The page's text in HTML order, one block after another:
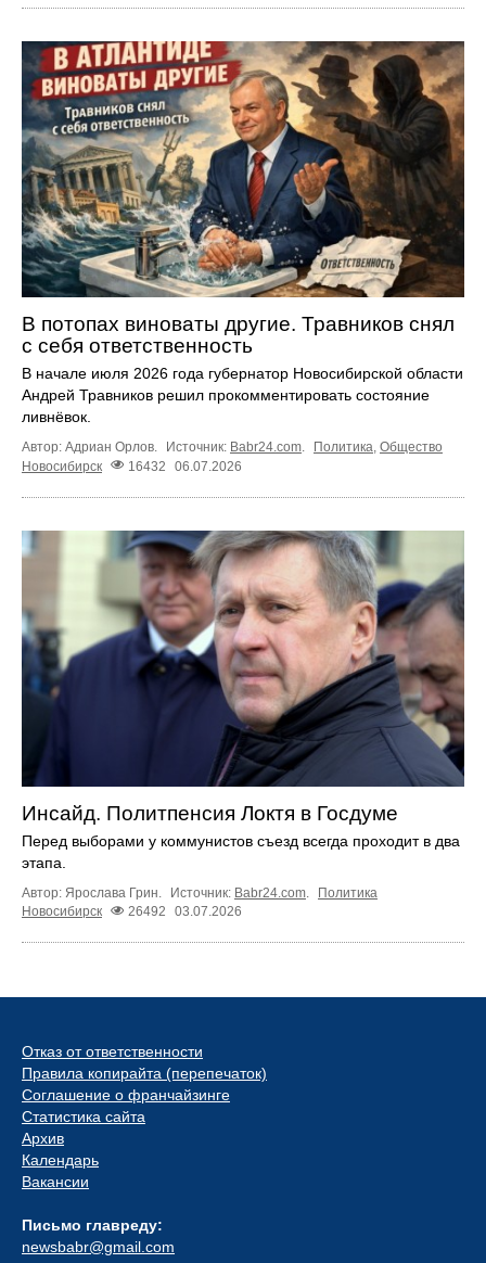
В потопах виноваты другие. Травников снял
с себя ответственность
В начале июля 2026 года губернатор Новосибирской области
Андрей Травников решил прокомментировать состояние
ливнёвок.
Автор: Адриан Орлов. Источник: Babr24.com. Политика, Общество
Новосибирск
16432 06.07.2026
Инсайд. Политпенсия Локтя в Госдуме
Перед выборами у коммунистов съезд всегда проходит в два
этапа.
Автор: Ярослава Грин. Источник: Babr24.com.
Политика
Новосибирск
26492 03.07.2026
Отказ от ответственности
Правила копирайта (перепечаток)
Соглашение о франчайзинге
Статистика сайта
Архив
Календарь
Вакансии
Письмо главреду:
newsbabr@gmail.com